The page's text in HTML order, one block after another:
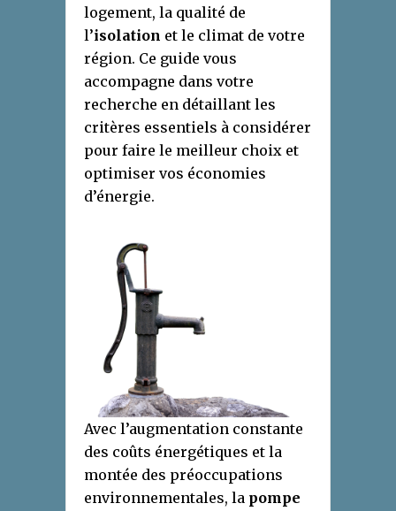
logement, la qualité de
l’isolation et le climat de votre
région. Ce guide vous
accompagne dans votre
recherche en détaillant les
critères essentiels à considérer
pour faire le meilleur choix et
optimiser vos économies
d’énergie.
Avec l’augmentation constante
des coûts énergétiques et la
montée des préoccupations
environnementales, la pompe